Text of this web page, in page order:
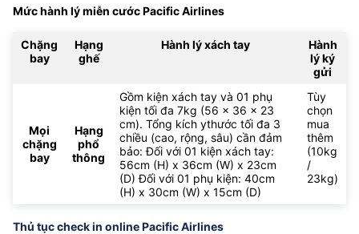
Mức hành lý miễn cước Pacific Airlines
Chặng
bay
Hạng
ghế
Hành lý xách tay
Hành
lý ký
gửi
Mọi
chặng
bay
Hạng
phổ
thông
Gồm kiện xách tay và 01 phụ
kiện tối đa 7kg (56 x 36 x 23
cm). Tổng kích ythước tối đa 3
chiều (cao, rộng, sâu) cần đảm
bảo: Đối với 01 kiện xách tay:
56cm (H) x 36cm (W) x 23cm
(D) Đối với 01 phụ kiện: 40cm
(H) x 30cm (W) x 15cm (D)
Tùy
chọn
mua
thêm
(10kg
/
23kg)
Thủ tục check in online Pacific Airlines